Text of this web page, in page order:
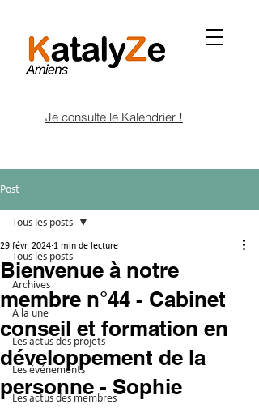
Je consulte le Kalendrier !
Post
Tous les posts
Archives
A la une
Les actus des projets
Les événements
Les actus des membres
Tous les posts
Bienvenue à notre
membre n°44 - Cabinet
conseil et formation en
développement de la
personne - Sophie
29 févr. 2024 1 min de lecture